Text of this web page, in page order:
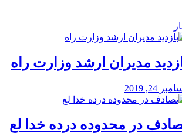
مدیران ارشد وزارت راه
24, 2019
در محدوده درده خدا لع